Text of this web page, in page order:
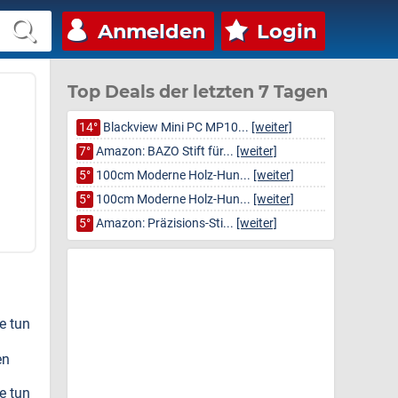
Anmelden Login
tun
tun
Top Deals der letzten 7 Tagen
14° Blackview Mini PC MP10... [weiter]
7° Amazon: BAZO Stift für... [weiter]
5° 100cm Moderne Holz-Hun... [weiter]
5° 100cm Moderne Holz-Hun... [weiter]
5° Amazon: Präzisions-Sti... [weiter]